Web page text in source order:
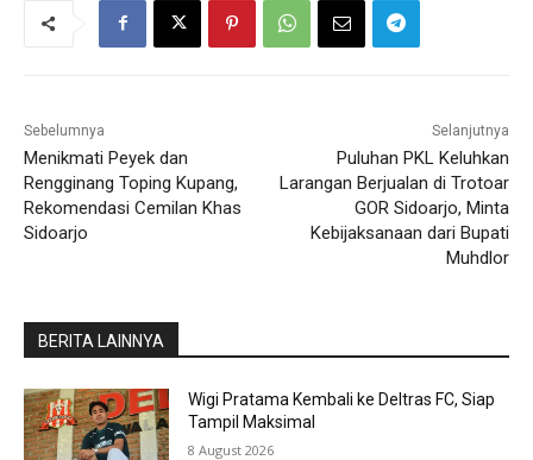
Sebelumnya
Menikmati Peyek dan
Rengginang Toping Kupang,
Rekomendasi Cemilan Khas
Sidoarjo
Selanjutnya
Puluhan PKL Keluhkan
Larangan Berjualan di Trotoar
GOR Sidoarjo, Minta
Kebijaksanaan dari Bupati
Muhdlor
BERITA LAINNYA
Wigi Pratama Kembali ke Deltras FC, Siap
Tampil Maksimal
8 August 2026